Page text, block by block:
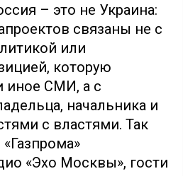
– это не Украина:
связаны не с
или
которую
иное СМИ, а с
начальника и
с властями. Так
«Эхо Москвы», гости